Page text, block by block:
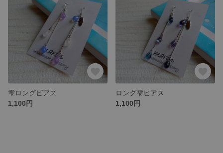
雫ロングピアス
1,100円
ロング雫ピアス
1,100円